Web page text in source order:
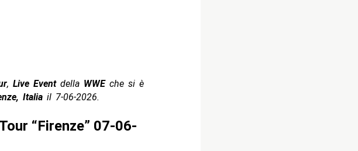
, Live Eventdella WWEche si è
Italiail 7-06-2026.
“Firenze” 07-06-